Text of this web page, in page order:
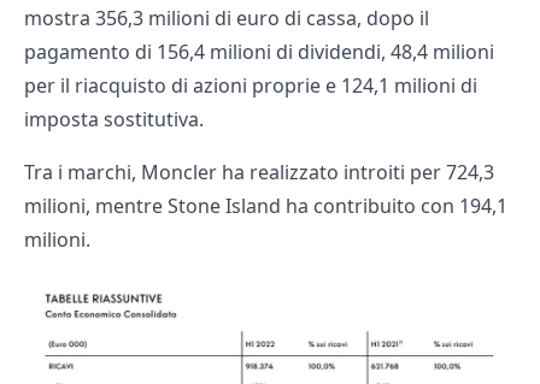
mostra 356,3 milioni di euro di cassa, dopo il
pagamento di 156,4 milioni di dividendi, 48,4 milioni
per il riacquisto di azioni proprie e 124,1 milioni di
imposta sostitutiva.
Tra i marchi, Moncler ha realizzato introiti per 724,3
milioni, mentre Stone Island ha contribuito con 194,1
milioni.